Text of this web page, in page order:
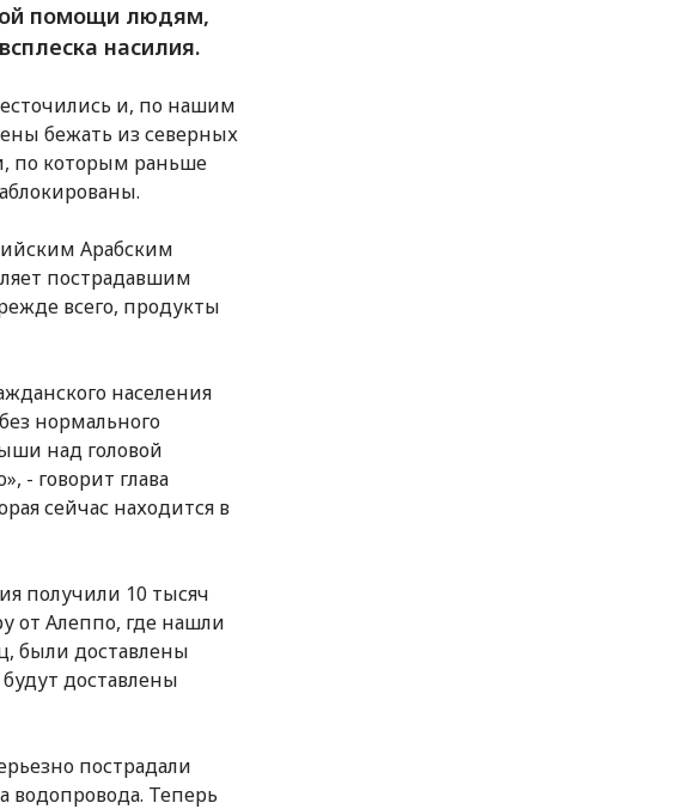
помощи людям,
насилия.
и, по нашим
бежать из северных
по которым раньше
Арабским
пострадавшим
всего, продукты
населения
нормального
над головой
- говорит глава
сейчас находится в
получили 10 тысяч
от Алеппо, где нашли
были доставлены
доставлены
пострадали
водопровода. Теперь